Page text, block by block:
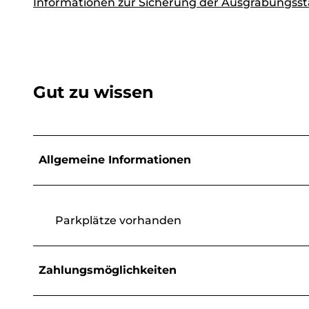
Gut zu wissen
Allgemeine Informationen
Parkplätze vorhanden
Zahlungsmöglichkeiten